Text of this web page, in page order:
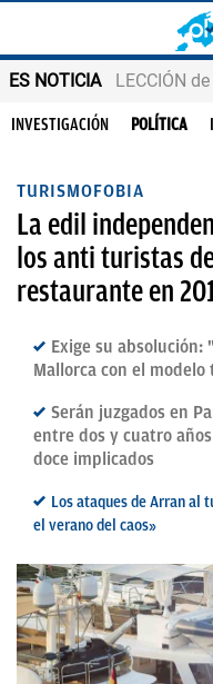
ES NOTICIA LECCIÓN
INVESTIGACIÓN POLÍTICA
TURISMOFOBIA
La edil
los anti turistas
restaurante en
Exige su absolución:
Mallorca con el
Serán juzgados en
entre dos y cuatro
doce implicados
Los ataques de Arran al
el verano del caos»